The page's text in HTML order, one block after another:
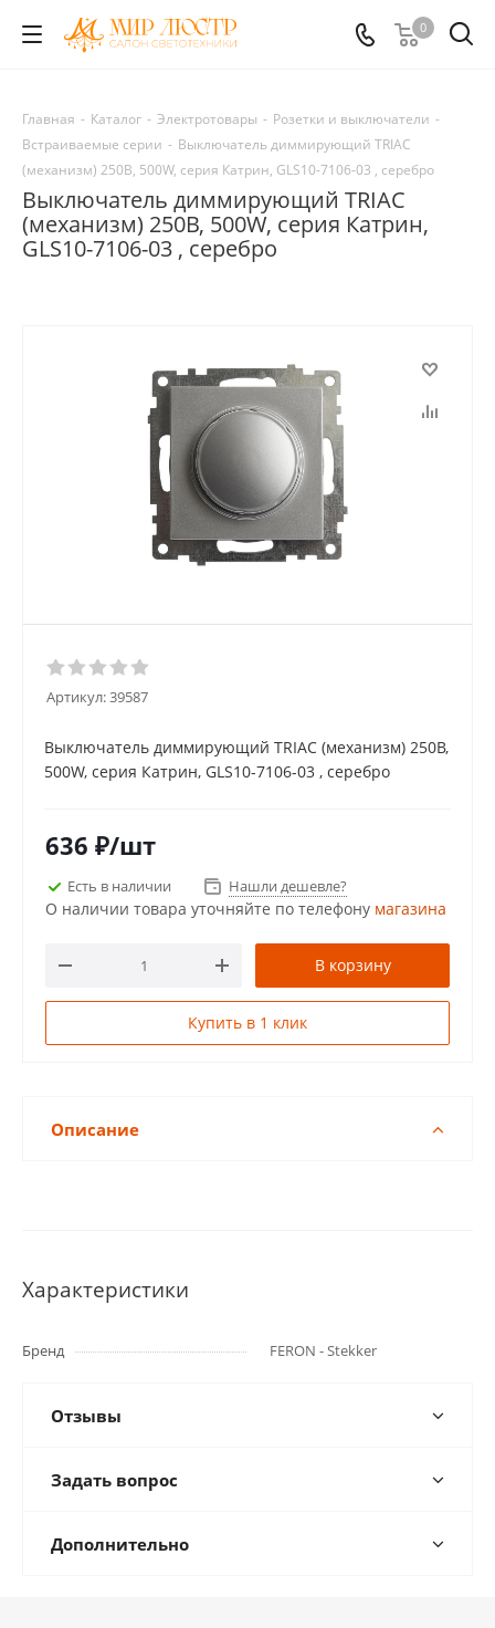
0
Главная - Каталог - Электротовары - Розетки и выключатели -
Встраиваемые серии - Выключатель диммирующий TRIAC
(механизм) 250В, 500W, серия Катрин, GLS10-7106-03 , серебро
Выключатель диммирующий TRIAC
(механизм) 250В, 500W, серия Катрин,
GLS10-7106-03 , серебро
Артикул:39587
Выключатель диммирующий TRIAC (механизм) 250В,
500W, серия Катрин, GLS10-7106-03 , серебро
636 ₽/шт
Есть в наличии Нашли дешевле?
О наличии товара уточняйте по телефону магазина
В корзину
Купить в 1 клик
Описание
Характеристики
Бренд FERON - Stekker
Отзывы
Задать вопрос
Дополнительно